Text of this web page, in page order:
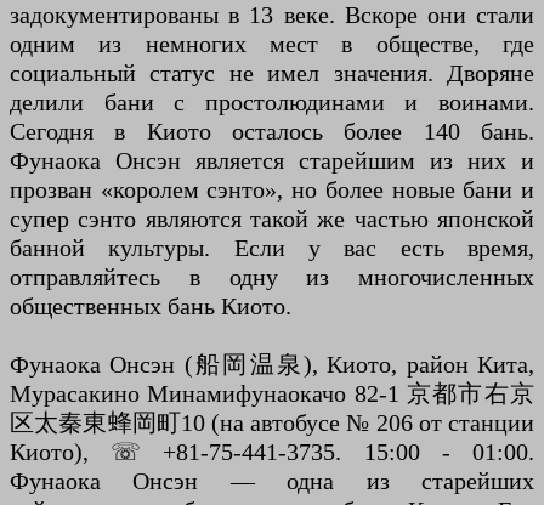
задокументированы в 13 веке. Вскоре они стали
одним из немногих мест в обществе, где
социальный статус не имел значения. Дворяне
делили бани с простолюдинами и воинами.
Сегодня в Киото осталось более 140 бань.
Фунаока Онсэн является старейшим из них и
прозван «королем сэнто», но более новые бани и
супер сэнто являются такой же частью японской
банной культуры. Если у вас есть время,
отправляйтесь в одну из многочисленных
общественных бань Киото.
Фунаока Онсэн (船岡温泉), Киото, район Кита,
Мурасакино Минамифунаокачо 82-1 京都市右京
区太秦東蜂岡町10 (на автобусе № 206 от станции
Киото), ☏ +81-75-441-3735. 15:00 - 01:00.
Фунаока Онсэн — одна из старейших